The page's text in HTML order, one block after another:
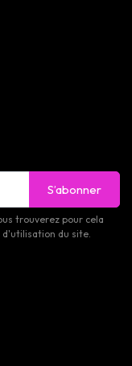
S’abonner
trouverez pour cela
du site.